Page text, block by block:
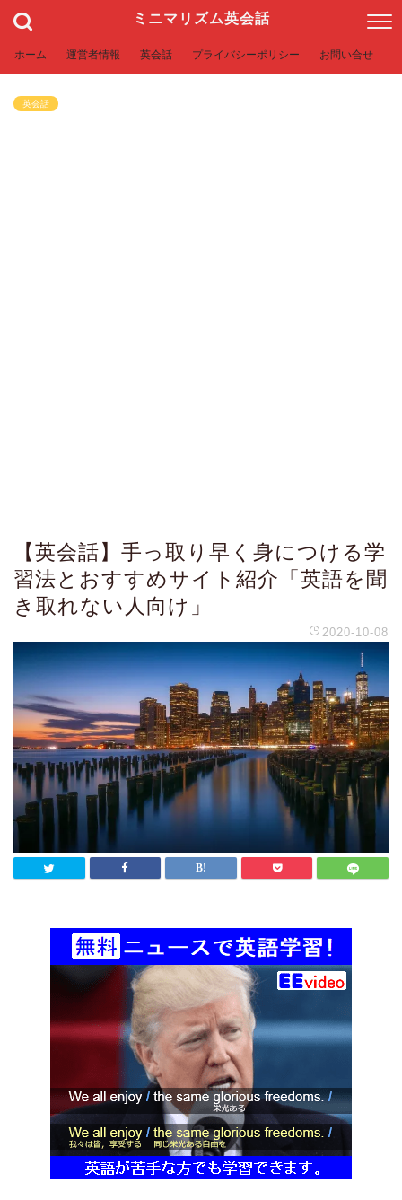
ミニマリズム英会話
ホーム 運営者情報 英会話 プライバシーポリシー お問い合せ
英会話
【英会話】手っ取り早く身につける学
習法とおすすめサイト紹介「英語を聞
き取れない人向け」
2020-10-08